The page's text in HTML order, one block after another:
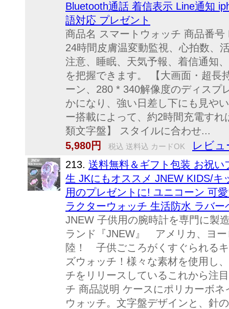
Bluetooth通話 着信表示 Line通知
語対応 プレゼント
商品名 スマートウォッチ 商品番
24時間皮膚温変動監視、心拍数、
注意、睡眠、天気予報、着信通知
を把握できます。 【大画面・超長
ーン、280 * 340解像度のディスプ
かになり、強い日差し下にも見や
ー搭載によって、約2時間充電す
類文字盤】 スタイルに合わせ...
5,980円
税込 送料込 カードOK レビュ
213. 送料無料＆ギフト包装 お祝
生 JKにもオススメ JNEW KIDS/
用のプレゼントに! ユニコーン 可
ラクターウォッチ 生活防水 ラバー
JNEW 子供用の腕時計を専門に製
ランド『JNEW』 アメリカ、ヨ
陸！ 子供ごころがくすぐられる
ズウォッチ！様々な素材を使用し
チをリリースしているこれから注
チ 商品説明 ケースにポリカーボ
ウォッチ。文字盤デザインと、針